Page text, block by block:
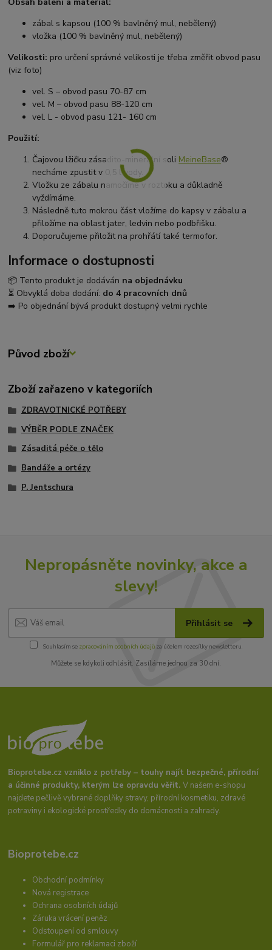
zábal s kapsou (100 % bavlněný mul, nebělený)
vložka (100 % bavlněný mul, nebělený)
Velikosti: pro určení správné velikosti je třeba změřit obvod pasu
(viz foto)
vel. S – obvod pasu 70-87 cm
vel. M – obvod pasu 88-120 cm
vel. L - obvod pasu 121- 160 cm
Použití:
Čajovou lžičku zásadito-minerální soli MeineBase®
necháme zpustit v 0,5 l vody.
Vložku ze zábalu namočíme v roztoku a důkladně
vyždímáme.
Následně tuto mokrou část vložíme do kapsy v zábalu a
přiložíme na oblast jater, ledvin nebo podbřišku.
Doporučujeme přiložit na prohřátí také termofor.
Informace o dostupnosti
📦 Tento produkt je dodáván na objednávku
⏳ Obvyklá doba dodání: do 4 pracovních dnů
➡️ Po objednání bývá produkt dostupný velmi rychle
Původ zboží
Zboží zařazeno v kategoriích
ZDRAVOTNICKÉ POTŘEBY
VÝBĚR PODLE ZNAČEK
Zásaditá péče o tělo
Bandáže a ortézy
P. Jentschura
Nepropásněte novinky, akce a
slevy!
Přihlásit se
Souhlasím se zpracováním osobních údajůza účelem rozesílky newsletteru.
Můžete se kdykoli odhlásit. Zasíláme jednou za 30 dní.
Bioprotebe.cz vzniklo z potřeby – touhy najít bezpečné, přírodní
a účinné produkty, kterým lze opravdu věřit.V našem e-shopu
najdete pečlivě vybrané doplňky stravy, přírodní kosmetiku, zdravé
potraviny i ekologické prostředky do domácnosti a zahrady.
Bioprotebe.cz
Obchodní podmínky
Nová registrace
Ochrana osobních údajů
Záruka vrácení peněz
Odstoupení od smlouvy
Formulář pro reklamaci zboží